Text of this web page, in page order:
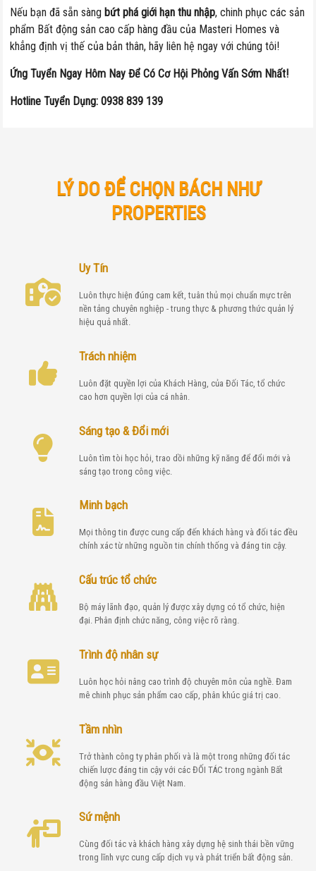
Nếu bạn đã sẵn sàng bứt phá giới hạn thu nhập, chinh phục các sản
phẩm Bất động sản cao cấp hàng đầu của Masteri Homes và
khẳng định vị thế của bản thân, hãy liên hệ ngay với chúng tôi!
Ứng Tuyển Ngay Hôm Nay Để Có Cơ Hội Phỏng Vấn Sớm Nhất!
Hotline Tuyển Dụng: 0938 839 139
LÝ DO ĐỂ CHỌN BÁCH NHƯ
PROPERTIES
Uy Tín
Luôn thực hiện đúng cam kết, tuân thủ mọi chuẩn mực trên
nền tảng chuyên nghiệp - trung thực & phương thức quản lý
hiệu quả nhất.
Trách nhiệm
Luôn đặt quyền lợi của Khách Hàng, của Đối Tác, tổ chức
cao hơn quyền lợi của cá nhân.
Sáng tạo & Đổi mới
Luôn tìm tòi học hỏi, trao dồi những kỹ năng để đổi mới và
sáng tạo trong công việc.
Minh bạch
Mọi thông tin được cung cấp đến khách hàng và đối tác đều
chính xác từ những nguồn tin chính thống và đáng tin cậy.
Cấu trúc tổ chức
Bộ máy lãnh đạo, quản lý được xây dựng có tổ chức, hiện
đại. Phân định chức năng, công việc rõ ràng.
Trình độ nhân sự
Luôn học hỏi nâng cao trình độ chuyên môn của nghề. Đam
mê chinh phục sản phẩm cao cấp, phân khúc giá trị cao.
Tầm nhìn
Trở thành công ty phân phối và là một trong những đối tác
chiến lược đáng tin cậy với các ĐỐI TÁC trong ngành Bất
động sản hàng đầu Việt Nam.
Sứ mệnh
Cùng đối tác và khách hàng xây dựng hệ sinh thái bền vững
trong lĩnh vực cung cấp dịch vụ và phát triển bất động sản.